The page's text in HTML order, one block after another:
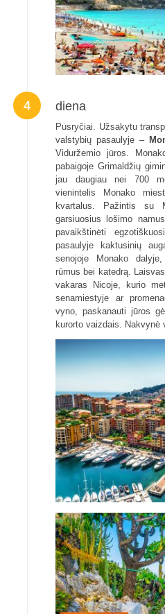
4 diena
Pusryčiai. Užsakytu
valstybių pasaulyje –
Viduržemio jūros.
pabaigoje Grimaldžių
jau daugiau nei 700
vienintelis Monako
kvartalus. Pažintis su
garsiuosius lošimo
pavaikštinėti
pasaulyje kaktusinių
senojoje Monako
rūmus bei katedrą.
vakaras Nicoje, kurio
senamiestyje ar
vyno, paskanauti jūros
kurorto vaizdais. Nakvynė